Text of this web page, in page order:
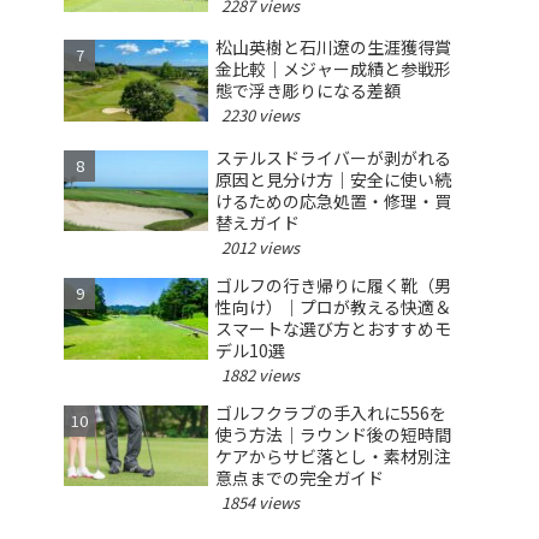
2287 views
松山英樹と石川遼の生涯獲得賞
金比較｜メジャー成績と参戦形
態で浮き彫りになる差額
2230 views
ステルスドライバーが剥がれる
原因と見分け方｜安全に使い続
けるための応急処置・修理・買
替えガイド
2012 views
ゴルフの行き帰りに履く靴（男
性向け）｜プロが教える快適＆
スマートな選び方とおすすめモ
デル10選
1882 views
ゴルフクラブの手入れに556を
使う方法｜ラウンド後の短時間
ケアからサビ落とし・素材別注
意点までの完全ガイド
1854 views